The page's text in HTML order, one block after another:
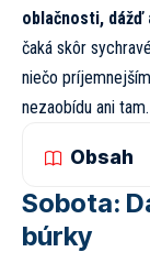
oblačnosti,
čaká skôr
niečo
nezaobídu ani tam.
Obsah
Sobota:
búrky